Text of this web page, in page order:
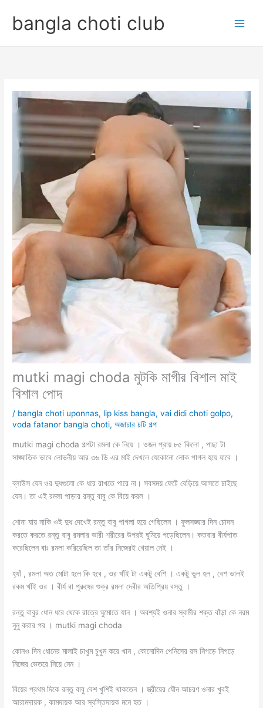
contentbangla choti club
mutki magi choda মুটকি মাগীর বিশাল মাই
বিশাল পোদ
/ bangla choti uponnas, lip kiss bangla,vai didi choti golpo,
voda fatanor bangla choti,অজাচার চটি গল্প
mutki magi choda গল্পটা রমলা কে নিয়ে । ওজন প্রায় ৮৫ কিলো , পাছা টা
সাঙ্ঘাতিক ভাবে লোভনীয় আর ৩৬ ডি এর মাই দেখলে যেকোনো লোক পাগল হয়ে যাবে ।
ব্লাউস যেন ওর দুধগুলো কে ধরে রাখতে পারে না। সবসময় ফেটে বেড়িয়ে আসতে চাইছে
যেন। তা এই রমলা পাড়ার রন্তু বাবু কে বিয়ে করল ।
শোনা যায় নাকি ওই দুধ দেখেই রন্তু বাবু পাগলা হয়ে গেছিলেন । ফুলসজ্জার দিন চোদন
করতে করতে রন্তু বাবু রমলার ভারী শরীরের উপরই ঘুমিয়ে পড়েছিলেন। কতবার বীর্যপাত
করেছিলেন বাঃ রমলা করিয়েছিল তা তাঁর নিজেরই খেয়াল নেই ।
হ্যাঁ , রমলা অত মোটা হলে কি হবে , ওর খাঁই টা একটু বেশি । একটু ভুল হল , বেশ ভালই
রকম খাঁই ওর । বীর্য বা পুরুষের শুক্র রমলা দেবীর অতিপ্রিয় বস্তু ।
রন্তু বাবুর ধোন ধরে থেকে রাত্রে ঘুমোতে যান । অবশ্যই ওনার স্বামীর শক্ত বাঁড়া কে নরম
নুনু করার পর । mutki magi choda
কোনও দিন ধোনের মালাই চাখুম চুখুম করে খান , কোনোদিন পেনিসের রস নিগড়ে নিগড়ে
নিজের ভেতরে নিয়ে নেন ।
বিয়ের প্রথম দিকে রন্তু বাবু বেশ খুশিই থাকতেন । স্ত্রীয়ের যৌন আচরণ ওনার খুবই
আরামদায়ক , কামদায়ক আর স্বস্তিদায়ক মনে হত ।